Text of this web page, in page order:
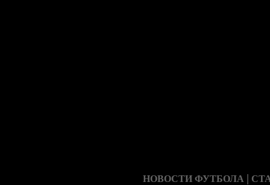
НОВОСТИ ФУТБОЛА |